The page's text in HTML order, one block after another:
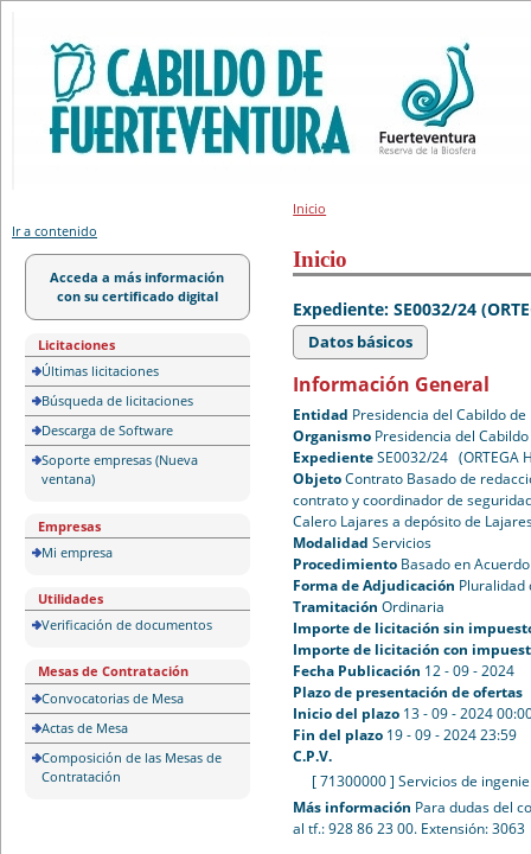
Ir a contenido
Acceda a más información
con su certificado digital
Licitaciones
Últimas licitaciones
Búsqueda de licitaciones
Descarga de Software
Soporte empresas (Nueva
ventana)
Empresas
Mi empresa
Utilidades
Verificación de documentos
Mesas de Contratación
Convocatorias de Mesa
Actas de Mesa
Composición de las Mesas de
Contratación
Inicio
Inicio
Expediente: SE0032/24
Datos básicos
Información General
Entidad Presidencia del Cabildo
Organismo Presidencia del
ExpedienteSE0032/24 (ORTEGA
ObjetoContrato Basado de
contrato y coordinador de
Calero Lajares a depósito de
Modalidad Servicios
Procedimiento Basado en
Forma de Adjudicación Pluralidad
Tramitación Ordinaria
Importe de licitación sin
Importe de licitación con
Fecha Publicación 12 - 09 - 2024
Plazo de presentación de ofertas
Inicio del plazo 13 - 09 - 2024
Fin del plazo 19 - 09 - 2024 23:59
C.P.V.
[ 71300000 ] Servicios de
Más información Para dudas del
al tf.: 928 86 23 00. Extensión: 3063